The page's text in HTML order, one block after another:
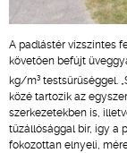
A padlástér vízszintes
követően befújt
kg/m3 testsűrűséggel.
közé tartozik az
szerkezetekben is,
tűzállósággal bír, így a
fokozottan elnyeli,